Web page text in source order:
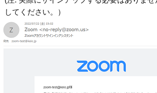
してください。）